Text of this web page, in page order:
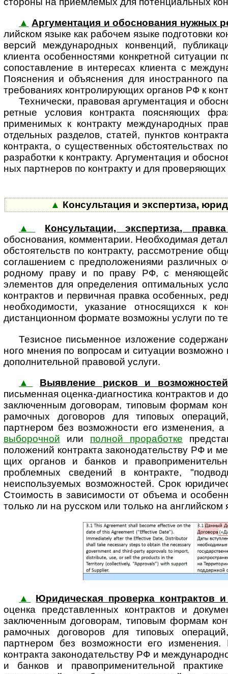
▲ Аргументация и обоснования нужных
лий­ском языке как рабочем языке подготовки
версий между­на­род­ных конвенций,
клиента особенностями конкретной
сопоставление в интересах клиента с
Пояснения и объяснения для ино­стран­ного
требованиях конт­ро­ли­ру­ю­щих органов РФ к
Технически, правовая аргументация и
рет­ные условия контракта поясняющих
применимых к контракту между­на­род­ных
отдельных разделов, статей, пунктов
контракта, о существенных обстоя­тельствах
разработки к контракту. Аргумен­тация и
ных партнеров по контракту и для
▲ Консультация и экспертиза,
▲
Консультации, экспертиза,
обоснования, комментарии. Необхо­димая
обстоя­тельств по контракту, рассмот­рение
соглашением с предположениями различных
род­ному праву и по праву РФ, с
элементов для определения оптимальных
контрактов и первичная правка особенных,
необходимости, указание относящихся к
дистанционном формате возможны услуги по
Тезисное письменное изложение
ного мнения по вопросам и ситуации возможно
допол­ни­тель­ной правовой услуги.
▲
Выявление рисков и
письменная оценка-диагностика контрактов и
заключенным договорам, типовым формам
рамочных договоров для типовых
партнером без возможности его
выборочной или полной проработке
положений контракта зако­но­да­тель­ству РФ и
щих органов и банков и
проблемных сведений в контракте,
неиспользуемых возможностей. Срок
Стоимость в зависимости от объема и
только ли на русском или только на английском
▲
Юридическая проверка контрактов
оценка представ­ленных контрактов и
заключенным договорам, типовым формам
рамочных договоров для типовых
партнером без возможности его
контракта зако­но­да­тель­ству РФ и
и банков и право­при­ме­ни­тель­ной